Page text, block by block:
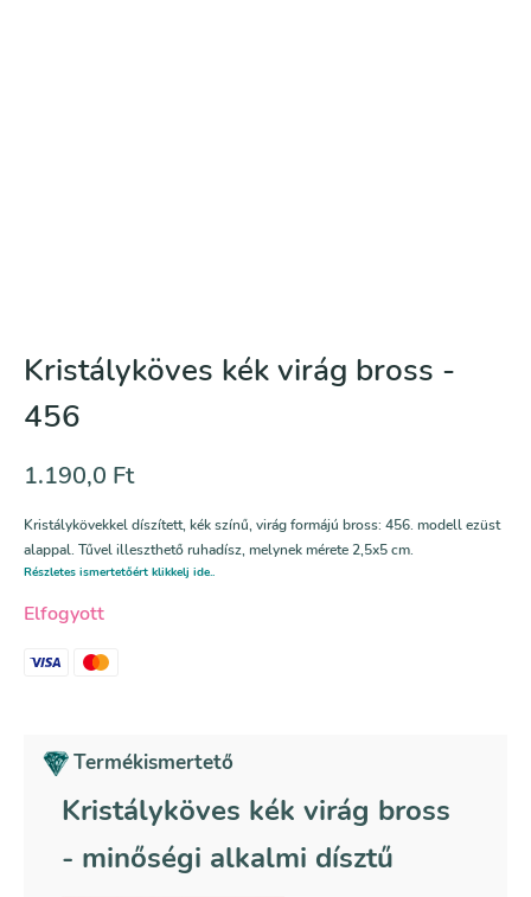
Kristályköves kék virág bross -
456
1.190,0 Ft
Kristálykövekkel díszített, kék színű, virág formájú bross: 456. modell ezüst
alappal. Tűvel illeszthető ruhadísz, melynek mérete 2,5x5 cm.
Részletes ismertetőért klikkelj ide..
Elfogyott
Termékismertető
Kristályköves kék virág bross
- minőségi alkalmi dísztű